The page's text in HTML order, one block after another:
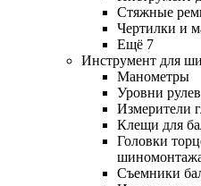
Стяжные
Чертилки и
Ещё 7
Инструмент для
Манометры
Уровни
Измерители
Клещи для
Головки
Съемники